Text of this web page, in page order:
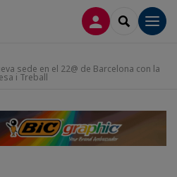
CONECTARSE
SEARCH
sede en el 22@ de Barcelona con la
i Treball